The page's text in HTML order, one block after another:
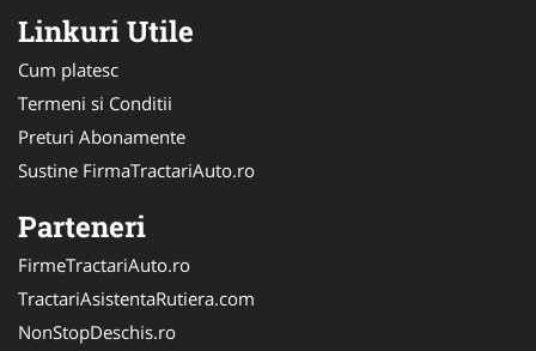
Linkuri Utile
Cum platesc
Termeni si Conditii
Preturi Abonamente
Sustine FirmaTractariAuto.ro
Parteneri
FirmeTractariAuto.ro
TractariAsistentaRutiera.com
NonStopDeschis.ro